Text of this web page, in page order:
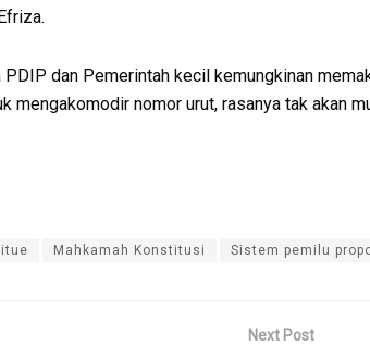
dan Pemerintah kecil kemungkinan
mengakomodir nomor urut, rasanya tak akan
Mahkamah Konstitusi Sistem pemilu
Next Post